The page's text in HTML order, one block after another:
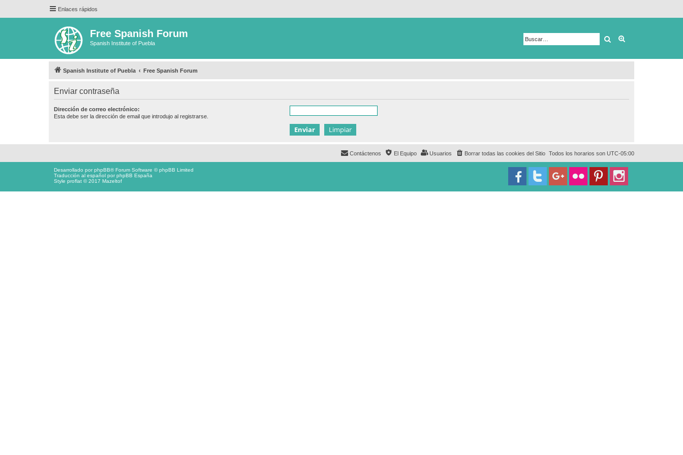
Enlaces rápidos
Free Spanish Forum
Spanish Institute of Puebla Buscar
Spanish Institute of Puebla Free Spanish Forum
Enviar contraseña
Dirección de correo electrónico:
Esta debe ser la dirección de email que introdujo al registrarse.
Todos los horarios son UTC-05:00
Borrar todas las cookies del Sitio
Usuarios
El Equipo
Contáctenos
Desarrollado porphpBB® Forum Software © phpBB Limited
Traducción al español porphpBB España
Style proflat © 2017 Mazeltof